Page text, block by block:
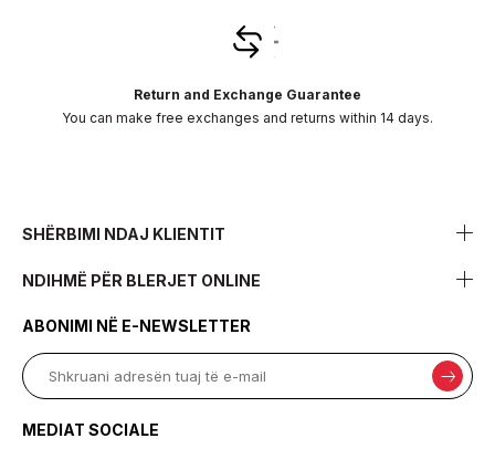
Return and Exchange Guarantee
You can make free exchanges and returns within 14 days.
SHËRBIMI NDAJ KLIENTIT
NDIHMË PËR BLERJET ONLINE
ABONIMI NË E-NEWSLETTER
MEDIAT SOCIALE